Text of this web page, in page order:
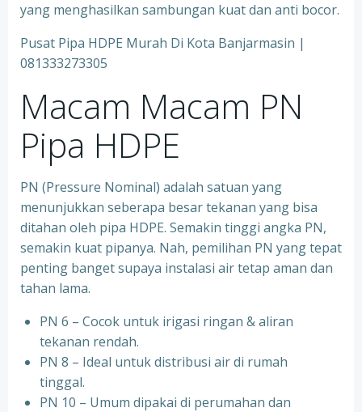
yang menghasilkan sambungan kuat dan anti bocor.
Pusat Pipa HDPE Murah Di Kota Banjarmasin |
081333273305
Macam Macam PN
Pipa HDPE
PN (Pressure Nominal) adalah satuan yang
menunjukkan seberapa besar tekanan yang bisa
ditahan oleh pipa HDPE. Semakin tinggi angka PN,
semakin kuat pipanya. Nah, pemilihan PN yang tepat
penting banget supaya instalasi air tetap aman dan
tahan lama.
PN 6 – Cocok untuk irigasi ringan & aliran
tekanan rendah.
PN 8 – Ideal untuk distribusi air di rumah
tinggal.
PN 10 – Umum dipakai di perumahan dan